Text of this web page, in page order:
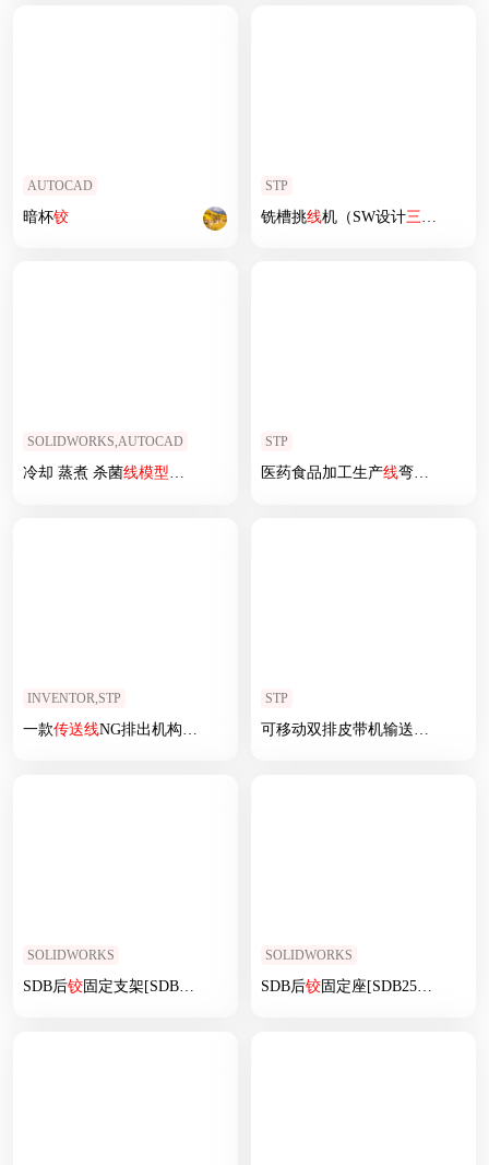
AUTOCAD
暗杯铰
STP
铣槽挑线机（SW设计三维
SOLIDWORKS,AUTOCAD
冷却 蒸煮 杀菌线模型含
STP
医药食品加工生产线弯道循环输送带
INVENTOR,STP
一款传送线NG排出机构3D图纸
STP
SOLIDWORKS
SDB后铰固定支架[SDB40后 固定支架]
SOLIDWORKS
SDB后铰固定座[SDB25后